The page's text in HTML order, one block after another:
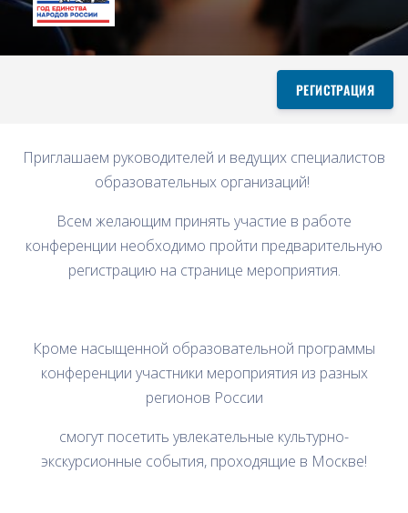
РЕГИСТРАЦИЯ
Приглашаем руководителей и ведущих специалистов
образовательных организаций!
Всем желающим принять участие в работе
конференции необходимо пройти предварительную
регистрацию на странице мероприятия.
Кроме насыщенной образовательной программы
конференции участники мероприятия из разных
регионов России
смогут посетить увлекательные культурно-
экскурсионные события, проходящие в Москве!